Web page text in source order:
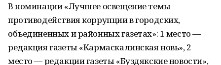
В номинации «Лучшее освещение темы
противодействия коррупции в городских,
объединенных и районных газетах»: 1 место —
редакция газеты «Кармаскалинская новь», 2
место — редакции газеты «Буздякские новости»,